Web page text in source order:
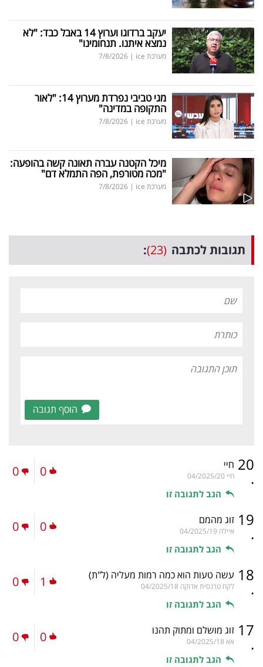
יעקב ברדוגו וערוץ 14 באבל כבד: "לא
נמצא איתנו. תנחומינו"
מערכת ice |
7/8/2026
מגי טביבי נפרדת מערוץ 14: "לאור
התקופה במדינה"
מערכת ice |
7/8/2026
מיכל הקטנה עברה תאונה קשה בהופעה:
"מכה מטורפת, הפה התמלא דם"
מערכת ice |
7/8/2026
תגובות לכתבה (23)
:
הוסף תגובה
20
.
חיי
חיי 04/2025/20
הגב לתגובה זו
0
0
19
.
זוג מהמם
איילה 04/2025/19
הגב לתגובה זו
0
0
18
.
עשה טעות הוא כמה רמות מעליה (ל"ת)
לקח טרנסית אדוקה 04/2025/18
הגב לתגובה זו
1
0
17
.
זוג מושלם ומתוק תהנו
אא 04/2025/18
הגב לתגובה זו
0
0